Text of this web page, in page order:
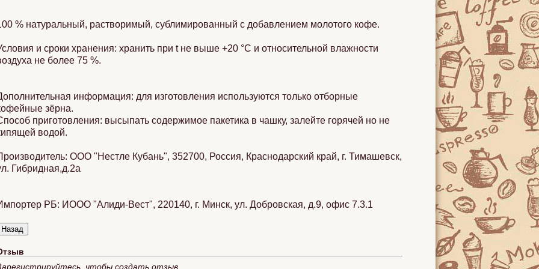
% натуральный, растворимый, сублимированный с добавлением молотого кофе.
и сроки хранения: хранить при t не выше +20 °C и относительной влажности
не более 75 %.
информация: для изготовления используются только отборные
зёрна.
приготовления: высыпать содержимое пакетика в чашку, залейте горячей но не
водой.
ООО "Нестле Кубань", 352700, Россия, Краснодарский край, г. Тимашевск,
Гибридная,д.2а
РБ: ИООО "Алиди-Вест", 220140, г. Минск, ул. Добровская, д.9, офис 7.3.1
чтобы создать отзыв.